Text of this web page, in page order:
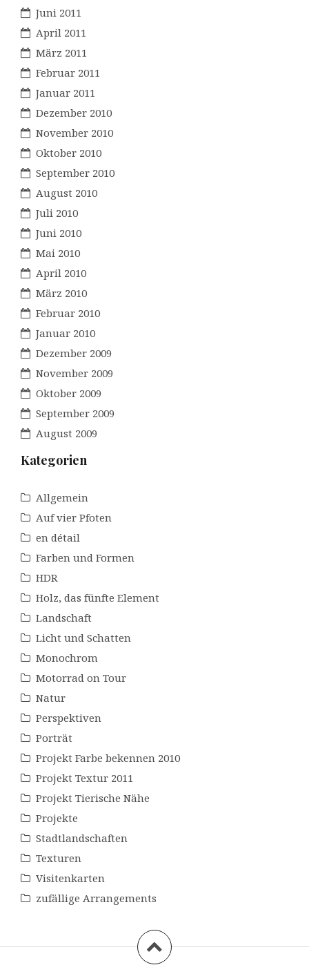
Juni 2011
April 2011
März 2011
Februar 2011
Januar 2011
Dezember 2010
November 2010
Oktober 2010
September 2010
August 2010
Juli 2010
Juni 2010
Mai 2010
April 2010
März 2010
Februar 2010
Januar 2010
Dezember 2009
November 2009
Oktober 2009
September 2009
August 2009
Kategorien
Allgemein
Auf vier Pfoten
en détail
Farben und Formen
HDR
Holz, das fünfte Element
Landschaft
Licht und Schatten
Monochrom
Motorrad on Tour
Natur
Perspektiven
Porträt
Projekt Farbe bekennen 2010
Projekt Textur 2011
Projekt Tierische Nähe
Projekte
Stadtlandschaften
Texturen
Visitenkarten
zufällige Arrangements